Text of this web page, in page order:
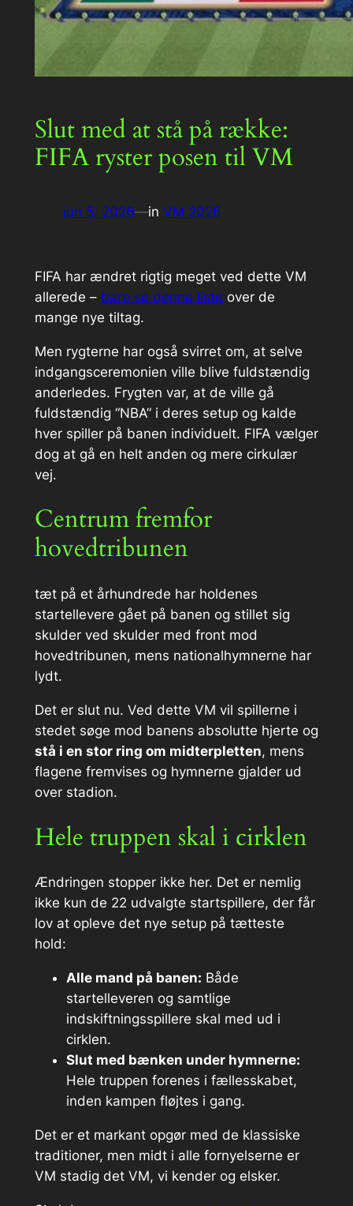
Slut med at stå på række:
FIFA ryster posen til VM
jun 5, 2026—in VM 2026
FIFA har ændret rigtig meget ved dette VM
allerede – bare se denne liste over de
mange nye tiltag.
Men rygterne har også svirret om, at selve
indgangsceremonien ville blive fuldstændig
anderledes. Frygten var, at de ville gå
fuldstændig “NBA” i deres setup og kalde
hver spiller på banen individuelt. FIFA vælger
dog at gå en helt anden og mere cirkulær
vej.
Centrum fremfor
hovedtribunen
tæt på et århundrede har holdenes
startellevere gået på banen og stillet sig
skulder ved skulder med front mod
hovedtribunen, mens nationalhymnerne har
lydt.
Det er slut nu. Ved dette VM vil spillerne i
stedet søge mod banens absolutte hjerte og
stå i en stor ring om midterpletten, mens
flagene fremvises og hymnerne gjalder ud
over stadion.
Hele truppen skal i cirklen
Ændringen stopper ikke her. Det er nemlig
ikke kun de 22 udvalgte startspillere, der får
lov at opleve det nye setup på tætteste
hold:
Alle mand på banen: Både
startelleveren og samtlige
indskiftningsspillere skal med ud i
cirklen.
Slut med bænken under hymnerne:
Hele truppen forenes i fællesskabet,
inden kampen fløjtes i gang.
Det er et markant opgør med de klassiske
traditioner, men midt i alle fornyelserne er
VM stadig det VM, vi kender og elsker.